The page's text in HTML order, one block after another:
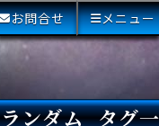
お問合せ メニュー
ランダム タグ